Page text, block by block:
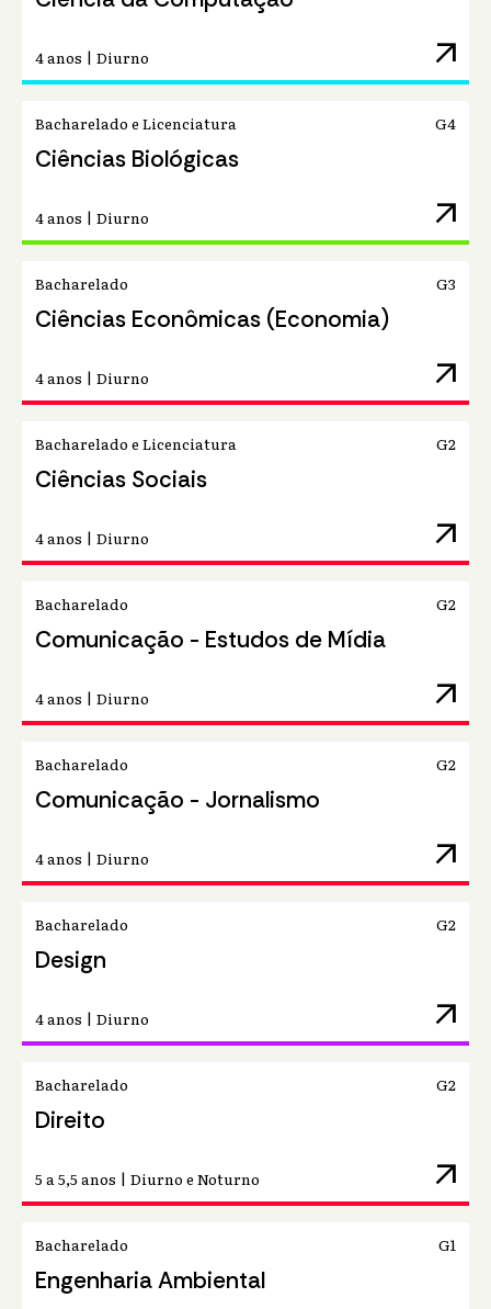
4 anos | Diurno arrow_outward
Bacharelado e Licenciatura G4
Ciências Biológicas
4 anos | Diurno arrow_outward
Bacharelado G3
Ciências Econômicas (Economia)
4 anos | Diurno arrow_outward
Bacharelado e Licenciatura G2
Ciências Sociais
4 anos | Diurno arrow_outward
Bacharelado G2
Comunicação - Estudos de Mídia
4 anos | Diurno arrow_outward
Bacharelado G2
Comunicação - Jornalismo
4 anos | Diurno arrow_outward
Bacharelado G2
Design
4 anos | Diurno arrow_outward
Bacharelado G2
Direito
5 a 5,5 anos | Diurno e Noturno arrow_outward
Bacharelado G1
Engenharia Ambiental